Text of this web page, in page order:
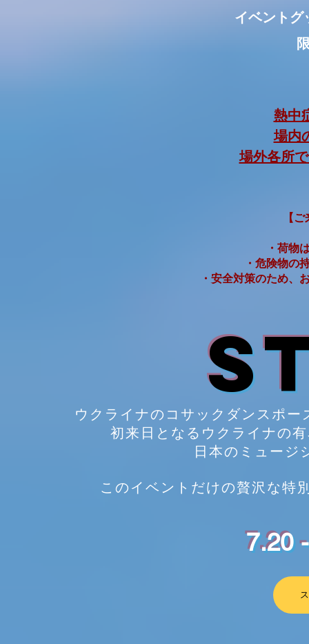
イベントグ
熱中
場内
場外各所
【
・荷物
・危険物の
・安全対策のため、
ウクライナのコサックダンスポ
初来日となるウクライナの
日本のミュージ
このイベントだけの贅沢な特
7.20